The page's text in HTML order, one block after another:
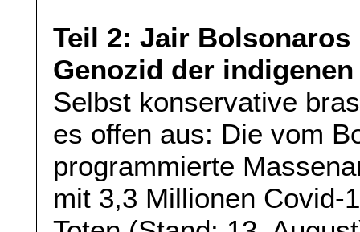
Teil 2: Jair
Genozid der
Selbst konservative
es offen aus: Die vom
programmierte
mit 3,3 Millionen Covid-